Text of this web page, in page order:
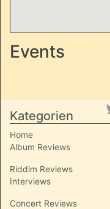
Events
Kategorien
Home
Album Reviews
Riddim Reviews
Interviews
Concert Reviews